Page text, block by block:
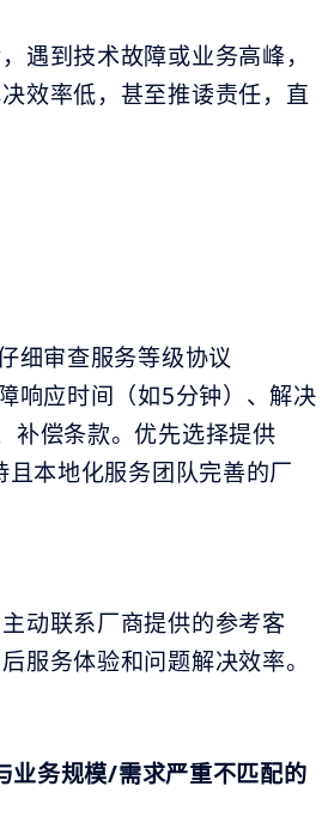
遇到技术故障或业务高峰，
效率低，甚至推诿责任，直
细审查服务等级协议
响应时间（如5分钟）、解决
补偿条款。优先选择提供
本地化服务团队完善的厂
动联系厂商提供的参考客
服务体验和问题解决效率。
务规模/需求严重不匹配的